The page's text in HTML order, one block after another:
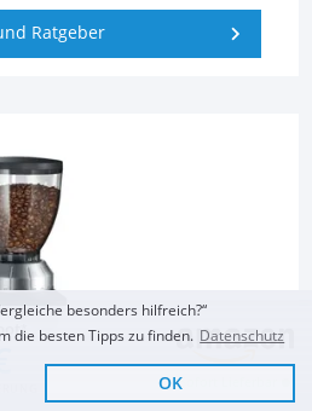
Sofort Lieferbar
Ratgeber
besonders hilfreich?“
die besten Tipps zu finden. Datenschutz
OK